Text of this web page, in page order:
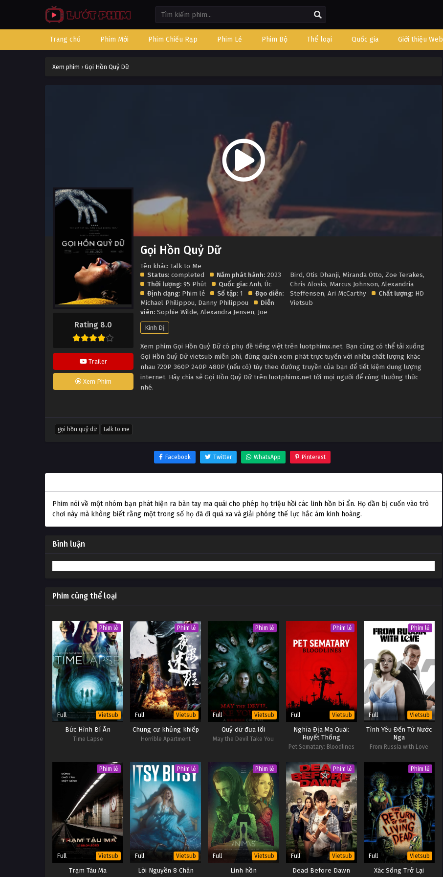
Trang chủ Phim Mới Phim Chiếu Rạp Phim Lẻ Phim Bộ Thể loại Quốc gia Giới thiệu Web
Xem phim › Gọi Hồn Quỷ Dữ
Rating 8.0
Trailer
Xem Phim
Gọi Hồn Quỷ Dữ
Tên khác: Talk to Me
Status: completed Năm phát hành: 2023
Thời lượng: 95 Phút Quốc gia: Anh, Úc
Định dạng: Phim lẻ Số tập: 1
Đạo diễn:
Michael Philippou, Danny Philippou
Diễn
viên: Sophie Wilde, Alexandra Jensen, Joe
Bird, Otis Dhanji, Miranda Otto, Zoe Terakes,
Chris Alosio, Marcus Johnson, Alexandria
Steffensen, Ari McCarthy Chất lượng:HD
Vietsub
Kinh Dị
Xem phim Gọi Hồn Quỷ Dữ có phụ đề tiếng việt trên luotphimx.net. Bạn cũng có thể tải xuống
Gọi Hồn Quỷ Dữ vietsub miễn phí, đừng quên xem phát trực tuyến với nhiều chất lượng khác
nhau 720P 360P 240P 480P (nếu có) tùy theo đường truyền của bạn để tiết kiệm dung lượng
internet. Hãy chia sẻ Gọi Hồn Quỷ Dữ trên luotphimx.net tới mọi người để cùng thưởng thức
nhé.
gọi hồn quỷ dữ talk to me
Facebook Twitter WhatsApp Pinterest
Phim nói về một nhóm bạn phát hiện ra bàn tay ma quái cho phép họ triệu hồi các linh hồn bí ẩn. Họ dần bị cuốn vào trò
chơi này mà không biết rằng một trong số họ đã đi quá xa và giải phóng thế lực hắc ám kinh hoàng.
Bình luận
Phim cùng thể loại
Phim lẻ
Full Vietsub
Bức Hình Bí Ẩn
Time Lapse
Phim lẻ
Full Vietsub
Chung cư khủng khiếp
Horrible Apartment
Phim lẻ
Full Vietsub
Quỷ dữ đưa lối
May the Devil Take You
Phim lẻ
Full Vietsub
Nghĩa Địa Ma Quái:
Huyết Thống
Pet Sematary: Bloodlines
Phim lẻ
Full Vietsub
Tình Yêu Đến Từ Nước
Nga
From Russia with Love
Phim lẻ
Full Vietsub
Trạm Tàu Ma
Phim lẻ
Full Vietsub
Lời Nguyền 8 Chân
Phim lẻ
Full Vietsub
Linh hồn
Phim lẻ
Full Vietsub
Dead Before Dawn
Phim lẻ
Full Vietsub
Xác Sống Trở Lại